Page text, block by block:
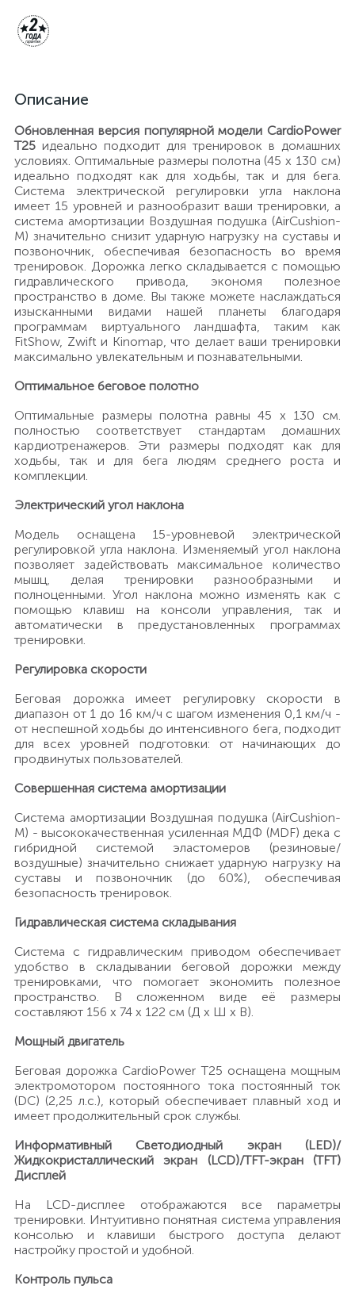
Описание
Обновленная версия популярной модели CardioPower
T25 идеально подходит для тренировок в домашних
условиях. Оптимальные размеры полотна (45 х 130 см)
идеально подходят как для ходьбы, так и для бега.
Система электрической регулировки угла наклона
имеет 15 уровней и разнообразит ваши тренировки, а
система амортизации Воздушная подушка (AirCushion-
M) значительно снизит ударную нагрузку на суставы и
позвоночник, обеспечивая безопасность во время
тренировок. Дорожка легко складывается с помощью
гидравлического привода, экономя полезное
пространство в доме. Вы также можете наслаждаться
изысканными видами нашей планеты благодаря
программам виртуального ландшафта, таким как
FitShow, Zwift и Kinomap, что делает ваши тренировки
максимально увлекательным и познавательными.
Оптимальное беговое полотно
Оптимальные размеры полотна равны 45 х 130 см.
полностью соответствует стандартам домашних
кардиотренажеров. Эти размеры подходят как для
ходьбы, так и для бега людям среднего роста и
комплекции.
Электрический угол наклона
Модель оснащена 15-уровневой электрической
регулировкой угла наклона. Изменяемый угол наклона
позволяет задействовать максимальное количество
мышц, делая тренировки разнообразными и
полноценными. Угол наклона можно изменять как с
помощью клавиш на консоли управления, так и
автоматически в предустановленных программах
тренировки.
Регулировка скорости
Беговая дорожка имеет регулировку скорости в
диапазон от 1 до 16 км/ч с шагом изменения 0,1 км/ч -
от неспешной ходьбы до интенсивного бега, подходит
для всех уровней подготовки: от начинающих до
продвинутых пользователей.
Совершенная система амортизации
Система амортизации Воздушная подушка (AirCushion-
M) - высококачественная усиленная МДФ (MDF) дека с
гибридной системой эластомеров (резиновые/
воздушные) значительно снижает ударную нагрузку на
суставы и позвоночник (до 60%), обеспечивая
безопасность тренировок.
Гидравлическая система складывания
Система с гидравлическим приводом обеспечивает
удобство в складывании беговой дорожки между
тренировками, что помогает экономить полезное
пространство. В сложенном виде её размеры
составляют 156 х 74 х 122 см (Д х Ш х В).
Мощный двигатель
Беговая дорожка CardioPower T25 оснащена мощным
электромотором постоянного тока постоянный ток
(DC) (2,25 л.с.), который обеспечивает плавный ход и
имеет продолжительный срок службы.
Информативный Светодиодный экран (LED)/
Жидкокристаллический экран (LCD)/TFT-экран (TFT)
Дисплей
На LCD-дисплее отображаются все параметры
тренировки. Интуитивно понятная система управления
консолью и клавиши быстрого доступа делают
настройку простой и удобной.
Контроль пульса